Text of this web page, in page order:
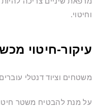
וחיטוי.
עיקור-חיטוי
משטחים וציוד דנטלי
על מנת להבטיח משטר